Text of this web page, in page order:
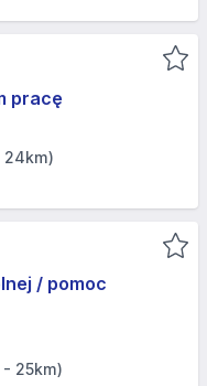
pracę
24km)
/ pomoc
25km)